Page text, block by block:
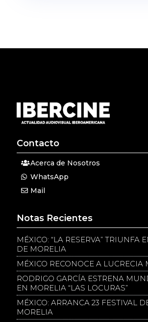
Contacto
Acerca de Nosotros
WhatsApp
Mail
Notas Recientes
MÉXICO: “LA RESERVA” TRIUNFA
DE MORELIA
MÉXICO RECONOCE A LUCRECIA
RODRIGO GARCÍA ESTRENA
EN MORELIA “LAS LOCURAS”
MÉXICO: ARRANCA 23 FESTIVAL
MORELIA